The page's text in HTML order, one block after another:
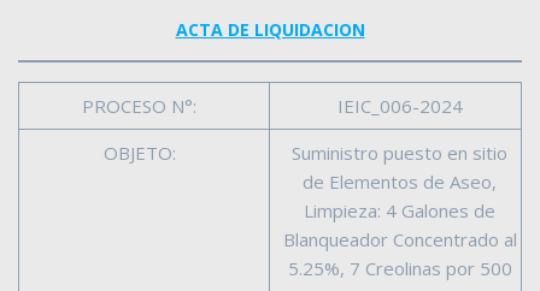
ACTA DE LIQUIDACION
PROCESO N°:
IEIC_006-2024
OBJETO:
Suministro puesto en sitio
de Elementos de Aseo,
Limpieza: 4 Galones de
Blanqueador Concentrado al
5.25%, 7 Creolinas por 500